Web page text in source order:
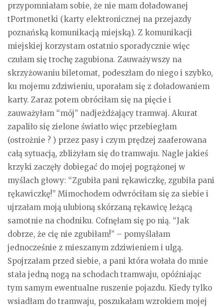
przypomniałam sobie, że nie mam doładowanej
tPortmonetki (karty elektronicznej na przejazdy
poznańską komunikacją miejską). Z komunikacji
miejskiej korzystam ostatnio sporadycznie więc
czułam się trochę zagubiona. Zauważywszy na
skrzyżowaniu biletomat, podeszłam do niego i szybko,
ku mojemu zdziwieniu, uporałam się z doładowaniem
karty. Zaraz potem obróciłam się na pięcie i
zauważyłam “mój” nadjeżdżający tramwaj. Akurat
zapaliło się zielone światło więc przebiegłam
(ostrożnie ? ) przez pasy i czym prędzej zaaferowana
całą sytuacją, zbliżyłam się do tramwaju. Nagle jakieś
krzyki zaczęły dobiegać do mojej pogrążonej w
myślach głowy: “Zgubiła pani rękawiczkę, zgubiła pani
rękawiczkę!” Mimochodem odwróciłam się za siebie i
ujrzałam moją ulubioną skórzaną rękawicę leżącą
samotnie na chodniku. Cofnęłam się po nią. “Jak
dobrze, że cię nie zgubiłam!” – pomyślałam
jednocześnie z mieszanym zdziwieniem i ulgą.
Spojrzałam przed siebie, a pani która wołała do mnie
stała jedną nogą na schodach tramwaju, opóźniając
tym samym ewentualne ruszenie pojazdu. Kiedy tylko
wsiadłam do tramwaju, poszukałam wzrokiem mojej